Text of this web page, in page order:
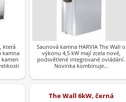
která
kamna
Saunová kamna HARVIA The Wall o
výkonu 4,5 kW mají zcela nové,
podsvětlené integrované ovládání.
Novinka kombinuje…
The Wall 6kW, černá